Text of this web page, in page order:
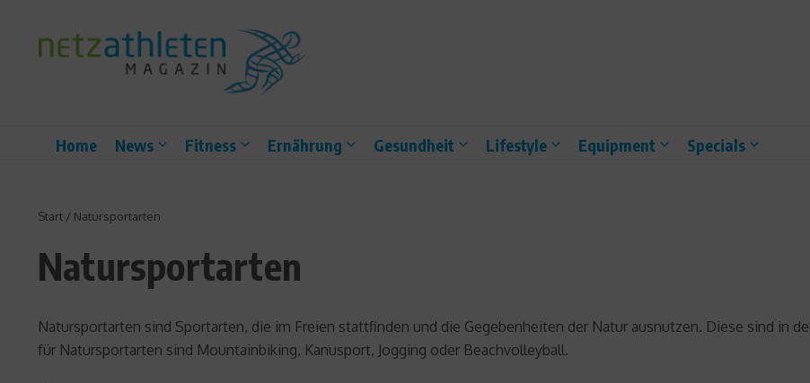
Home News Fitness Ernährung Gesundheit Lifestyle Equipment Specials
Start / Natursportarten
Natursportarten
Natursportarten sind Sportarten, die im Freien stattfinden und die Gegebenheiten der Natur ausnutzen. Diese sind in
für Natursportarten sind Mountainbiking, Kanusport, Jogging oder Beachvolleyball.